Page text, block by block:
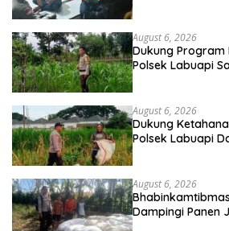
August 6, 2026
Dukung Program
Polsek Labuapi
August 6, 2026
Dukung
Polsek Labuapi
August 6, 2026
Dampingi Panen